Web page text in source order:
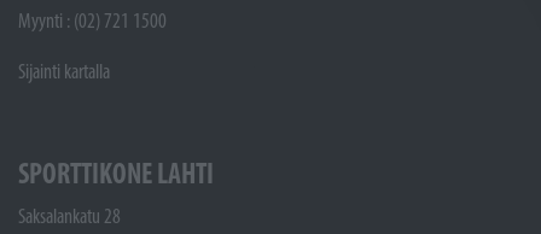
Myynti : (02) 721 1500
Sijainti kartalla
SPORTTIKONE LAHTI
Saksalankatu 28